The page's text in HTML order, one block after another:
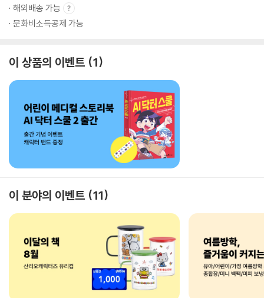
해외배송 가능
문화비소득공제 가능
이 상품의 이벤트 1
이 분야의 이벤트 11